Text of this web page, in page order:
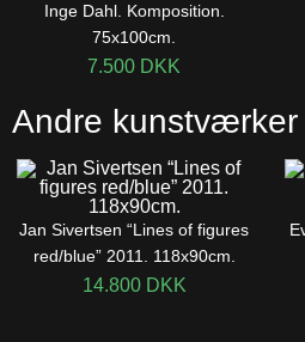
Inge Dahl. Komposition.
75x100cm.
7.500 DKK
Andre kunstværker
Jan Sivertsen “Lines of figures
red/blue” 2011. 118x90cm.
14.800 DKK